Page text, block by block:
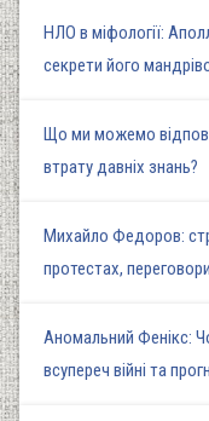
НЛО в міфології:
секрети його
Що ми можемо
втрату давніх знань?
Михайло Федоров:
протестах,
Аномальний Фенікс:
всупереч війні та